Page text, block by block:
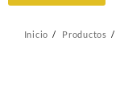
Inicio Productos